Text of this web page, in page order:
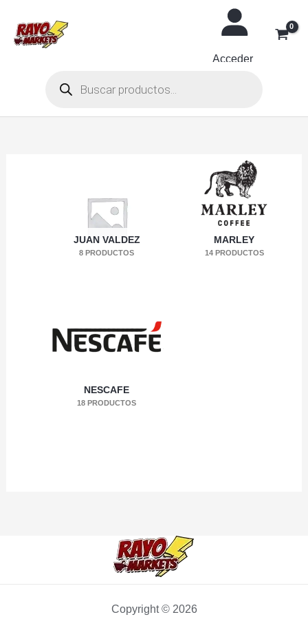
contenido
Acceder
productos
JUAN VALDEZ
8 PRODUCTOS
MARLEY
14 PRODUCTOS
NESCAFE
18 PRODUCTOS
Copyright © 2026